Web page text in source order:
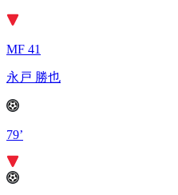
MF 41
永戸 勝也
79’